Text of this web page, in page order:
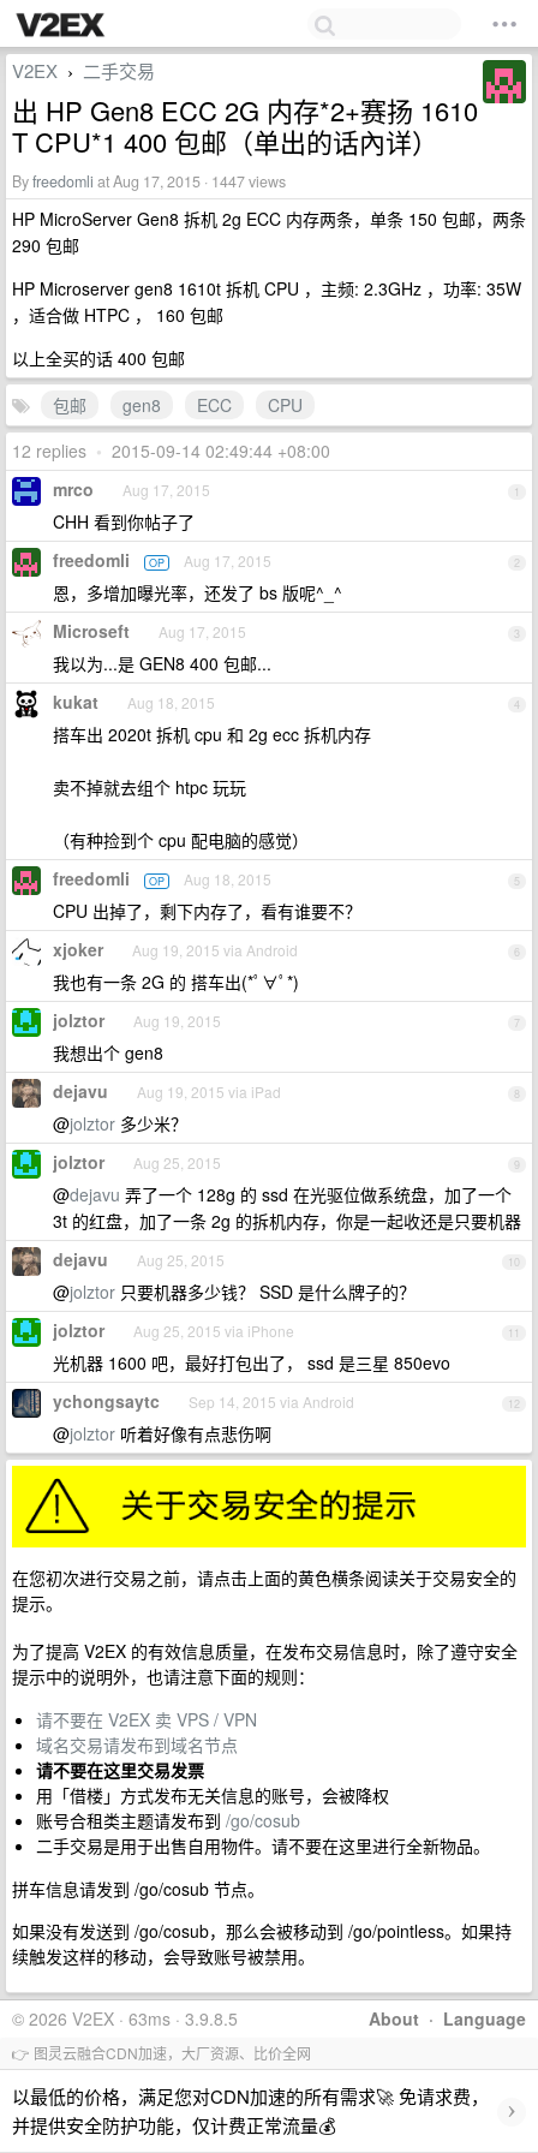
V2EX › 二手交易
出 HP Gen8 ECC 2G 内存*2+赛扬 1610
T CPU*1 400 包邮（单出的话內详）
Byfreedomli at Aug 17, 2015 · 1447 views
HP MicroServer Gen8 拆机 2g ECC 内存两条，单条 150 包邮，两条
290 包邮
HP Microserver gen8 1610t 拆机 CPU ，主频: 2.3GHz ，功率: 35W
，适合做 HTPC ， 160 包邮
以上全买的话 400 包邮
包邮
gen8 ECC
CPU
12 replies • 2015-09-14 02:49:44 +08:00
1
mrco Aug 17, 2015
CHH 看到你帖子了
2
freedomli OP Aug 17, 2015
恩，多增加曝光率，还发了 bs 版呢^_^
3
Microseft Aug 17, 2015
我以为...是 GEN8 400 包邮...
4
kukat Aug 18, 2015
搭车出 2020t 拆机 cpu 和 2g ecc 拆机内存
卖不掉就去组个 htpc 玩玩
（有种捡到个 cpu 配电脑的感觉）
5
freedomli OP Aug 18, 2015
CPU 出掉了，剩下内存了，看有谁要不？
6
xjoker Aug 19, 2015 via Android
我也有一条 2G 的 搭车出(*ﾟ∀ﾟ*)
7
jolztor Aug 19, 2015
我想出个 gen8
8
dejavu Aug 19, 2015 via iPad
@jolztor 多少米？
9
jolztor Aug 25, 2015
@dejavu 弄了一个 128g 的 ssd 在光驱位做系统盘，加了一个
3t 的红盘，加了一条 2g 的拆机内存，你是一起收还是只要机器
10
dejavu Aug 25, 2015
@jolztor 只要机器多少钱？ SSD 是什么牌子的？
11
jolztor Aug 25, 2015 via iPhone
光机器 1600 吧，最好打包出了， ssd 是三星 850evo
12
ychongsaytc Sep 14, 2015 via Android
@jolztor 听着好像有点悲伤啊
在您初次进行交易之前，请点击上面的黄色横条阅读关于交易安全的
提示。
为了提高 V2EX 的有效信息质量，在发布交易信息时，除了遵守安全
提示中的说明外，也请注意下面的规则：
请不要在 V2EX 卖 VPS / VPN
域名交易请发布到域名节点
请不要在这里交易发票
用「借楼」方式发布无关信息的账号，会被降权
账号合租类主题请发布到 /go/cosub
二手交易是用于出售自用物件。请不要在这里进行全新物品。
拼车信息请发到 /go/cosub 节点。
如果没有发送到 /go/cosub，那么会被移动到 /go/pointless。如果持
续触发这样的移动，会导致账号被禁用。
About · Language
© 2026 V2EX · 63ms · 3.9.8.5
👉 图灵云融合CDN加速，大厂资源、比价全网
以最低的价格，满足您对CDN加速的所有需求🚀 免请求费，
并提供安全防护功能，仅计费正常流量💰
›